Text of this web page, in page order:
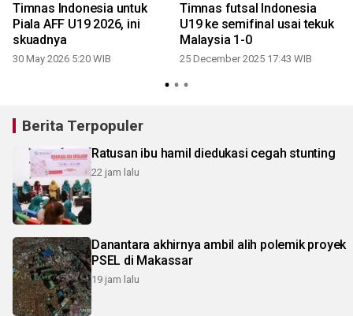
Timnas Indonesia untuk
Piala AFF U19 2026, ini
skuadnya
30 May 2026 5:20 WIB
Timnas futsal Indonesia
U19 ke semifinal usai tekuk
Malaysia 1-0
25 December 2025 17:43 WIB
Berita Terpopuler
Ratusan ibu hamil diedukasi cegah stunting
22 jam lalu
Danantara akhirnya ambil alih polemik proyek
PSEL di Makassar
19 jam lalu